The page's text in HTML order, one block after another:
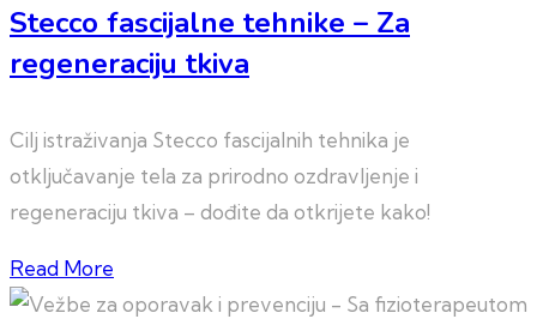
Stecco fascijalne tehnike – Za
regeneraciju tkiva
Cilj istraživanja Stecco fascijalnih tehnika je
otključavanje tela za prirodno ozdravljenje i
regeneraciju tkiva – dođite da otkrijete kako!
Read More